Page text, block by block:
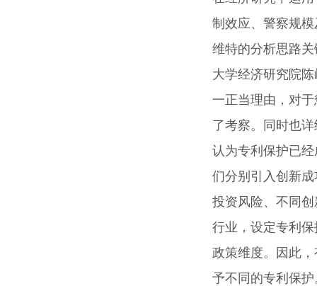
制效应、警察规
维特的分析思路
大学经济研究院
一正当理由，对
了考察。同时也
认为专利保护已
们分别引入创新
投资风险、不同
行业，设定专利
政策维度。因此
予不同的专利保